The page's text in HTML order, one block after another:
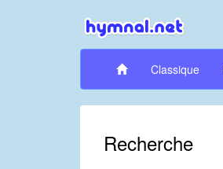
Classique
Recherche